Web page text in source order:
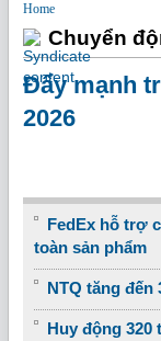
Home
Chuyển
Đẩy mạnh
2026
FedEx hỗ trợ
toàn sản phẩm
NTQ tăng
Huy động 320